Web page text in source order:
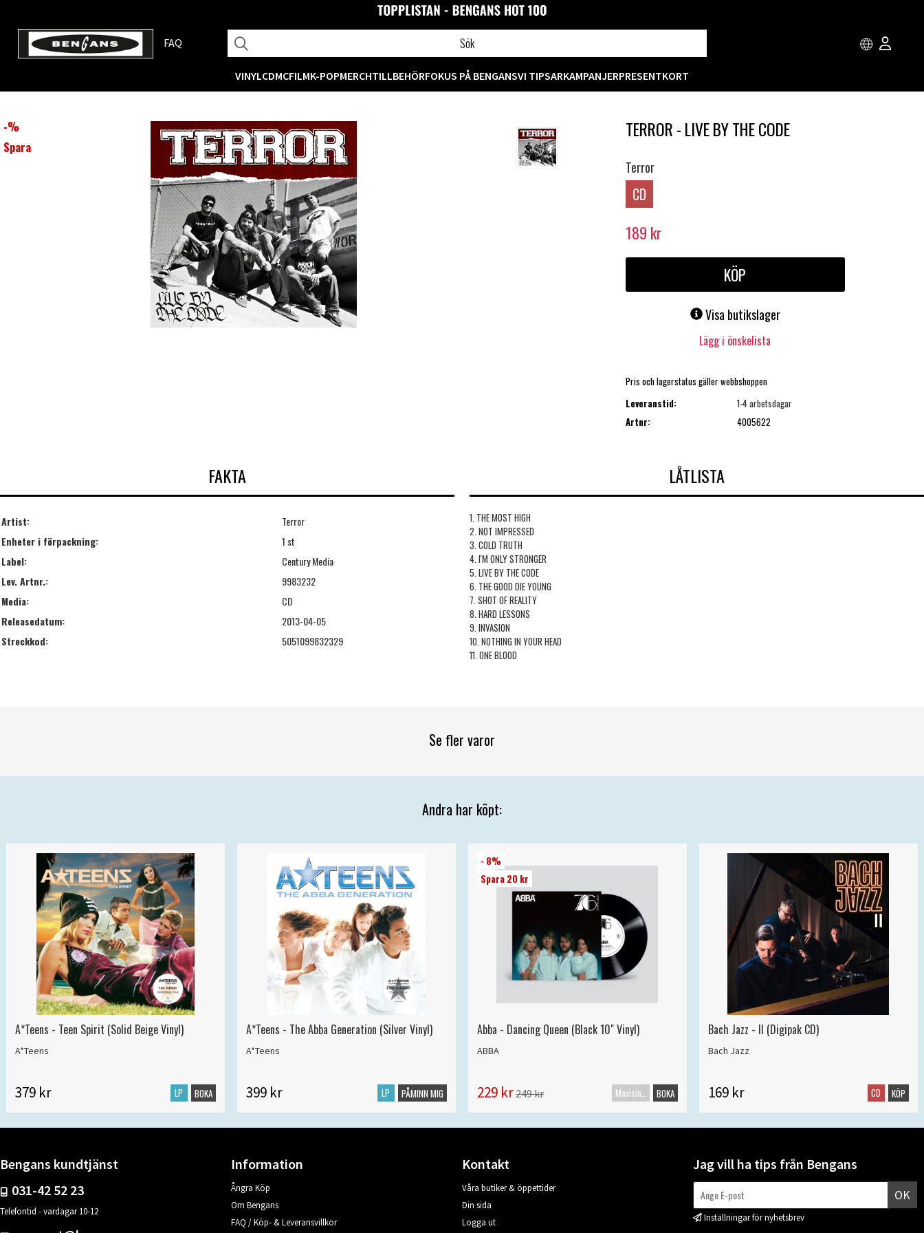
FAQ
VINYLCDMCFILMK-POPMERCHTILLBEHÖRFOKUS PÅ BENGANSVI TIPSARKAMPANJERPRESENTKORT
-%
Spara
TERROR - LIVE BY THE CODE
Terror
CD
189 kr
KÖP
Visa butikslager
Lägg i önskelista
Pris och lagerstatus gäller webbshoppen
Leveranstid:
1-4 arbetsdagar
Artnr:
4005622
FAKTA
Artist:
Terror
Enheter i förpackning:
1 st
Label:
Century Media
Lev. Artnr.:
9983232
Media:
CD
Releasedatum:
2013-04-05
Streckkod:
5051099832329
LÅTLISTA
1. THE MOST HIGH
2. NOT IMPRESSED
3. COLD TRUTH
4. I'M ONLY STRONGER
5. LIVE BY THE CODE
6. THE GOOD DIE YOUNG
7. SHOT OF REALITY
8. HARD LESSONS
9. INVASION
10. NOTHING IN YOUR HEAD
11. ONE BLOOD
Se fler varor
Andra har köpt:
A*Teens - Teen Spirit (Solid Beige Vinyl)
A*Teens
379 kr LP BOKA
A*Teens - The Abba Generation (Silver Vinyl)
A*Teens
399 kr LP PÅMINN MIG
- 8%
Spara 20 kr
Abba - Dancing Queen (Black 10" Vinyl)
ABBA
229 kr249 kr Maxisingel BOKA
Bach Jazz - II (Digipak CD)
Bach Jazz
169 kr CD KÖP
Bengans kundtjänst
031-42 52 23
Telefontid - vardagar 10-12
Information
Ångra Köp
Om Bengans
FAQ / Köp- & Leveransvillkor
Kontakt
Våra butiker & öppettider
Din sida
Logga ut
Jag vill ha tips från Bengans
OK
Inställningar för nyhetsbrev